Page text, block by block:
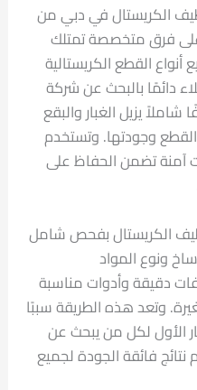
الكريستال في دبي من
على فرق متخصصة تمتلك
القطع الكريستالية
دائمًا بالبحث عن شركة
يزيل الغبار والبقع
وجودتها. وتستخدم
آمنة تضمن الحفاظ على
الكريستال بفحص شامل
ونوع المواد
دقيقة وأدوات مناسبة
وتعد هذه الطريقة سببًا
الأول لكل من يبحث عن
فائقة الجودة لجميع